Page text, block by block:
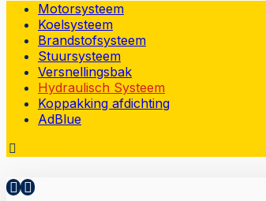
Motorsysteem
Koelsysteem
Brandstofsysteem
Stuursysteem
Versnellingsbak
Hydraulisch Systeem
Koppakking afdichting
AdBlue